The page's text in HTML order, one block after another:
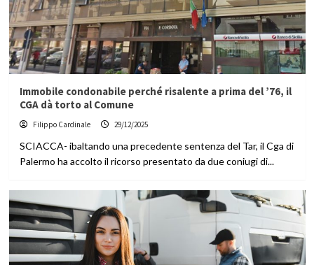
Immobile condonabile perché risalente a prima del ’76, il
CGA dà torto al Comune
Filippo Cardinale 29/12/2025
SCIACCA- ibaltando una precedente sentenza del Tar, il Cga di
Palermo ha accolto il ricorso presentato da due coniugi di...